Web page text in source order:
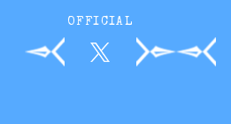
OFFICIAL